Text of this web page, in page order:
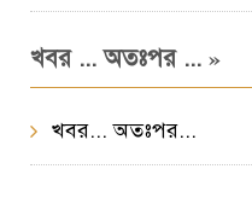
খবর ... অতঃপর ... »
খবর... অতঃপর...